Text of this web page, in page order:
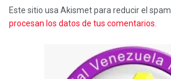
Este sitio usa Akismet para reducir el spam.
procesan los datos de tus comentarios.